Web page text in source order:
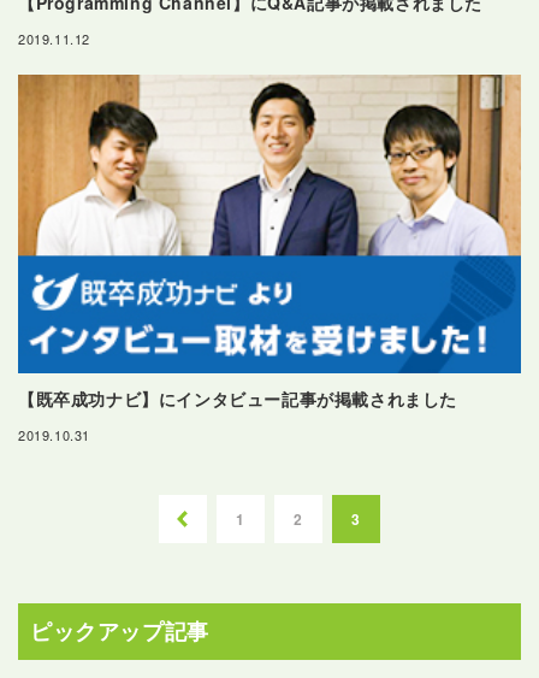
2019.11.12
【既卒成功ナビ】にインタビュー記事が掲載されました
2019.10.31
前のペ
ージ
1 2 3
ピックアップ記事